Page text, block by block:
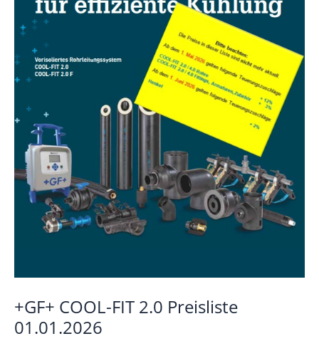
+GF+ COOL-FIT 2.0 Preisliste
01.01.2026